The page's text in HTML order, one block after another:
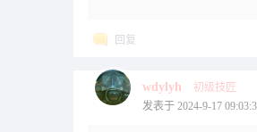
回复
wdylyh
初级技匠
发表于 2024-9-17